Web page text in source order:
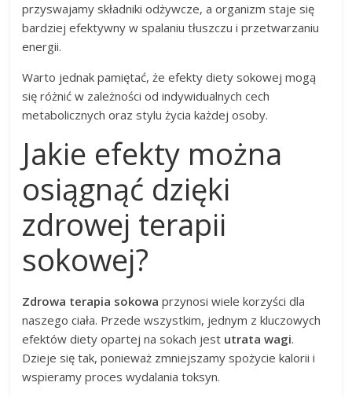
przyswajamy składniki odżywcze, a organizm staje się
bardziej efektywny w spalaniu tłuszczu i przetwarzaniu
energii.
Warto jednak pamiętać, że efekty diety sokowej mogą
się różnić w zależności od indywidualnych cech
metabolicznych oraz stylu życia każdej osoby.
Jakie efekty można
osiągnąć dzięki
zdrowej terapii
sokowej?
Zdrowa terapia sokowa przynosi wiele korzyści dla
naszego ciała. Przede wszystkim, jednym z kluczowych
efektów diety opartej na sokach jest utrata wagi.
Dzieje się tak, ponieważ zmniejszamy spożycie kalorii i
wspieramy proces wydalania toksyn.